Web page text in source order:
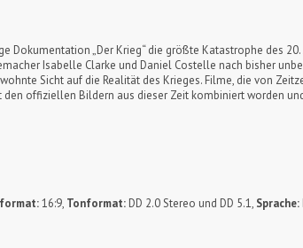
Dokumentation „Der Krieg“ die größte Katastrophe des
Isabelle Clarke und Daniel Costelle nach bisher
Sicht auf die Realität des Krieges. Filme, die von
offiziellen Bildern aus dieser Zeit kombiniert worden
16:9, Tonformat: DD 2.0 Stereo und DD 5.1, Sprache: